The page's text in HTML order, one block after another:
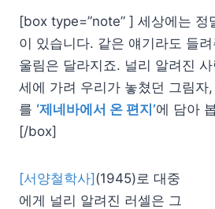
[box type=”note” ] 세상에는 정
이 있습니다. 같은 얘기라도 들
울림은 달라지죠. 널리 알려진
세에 가려 우리가 놓쳤던 그림자
를 ‘제네바에서 온 편지’에 담아
[/box]
[서양철학사] (1945)로 대중
에게 널리 알려진 러셀은 그